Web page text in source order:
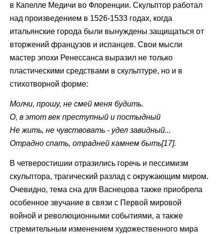
в Капелле Медичи во Флоренции. Скульптор работал
над произведением в 1526-1533 годах, когда
итальянские города были вынуждены защищаться от
вторжений французов и испанцев. Свои мысли
мастер эпохи Ренессанса выразил не только
пластическими средствами в скульптуре, но и в
стихотворной форме:
Молчи, прошу, не смей меня будить.
О, в этот век преступный и постыдный
Не жить, не чувствовать - удел завидный...
Отрадно спать, отрадней камнем быть[17].
В четверостишии отразились горечь и пессимизм
скульптора, трагический разлад с окружающим миром.
Очевидно, тема сна для Васнецова также приобрела
особенное звучание в связи с Первой мировой
войной и революционными событиями, а также
стремительным изменением художественного мира